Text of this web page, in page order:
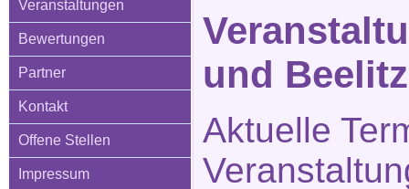
Veranstaltungen
Bewertungen
Partner
Kontakt
Offene Stellen
Impressum
und
Aktuelle